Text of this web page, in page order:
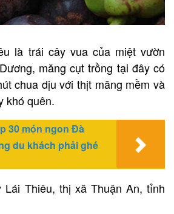
là trái cây vua của miệt vườn
măng cụt trồng tại đây có
chua dịu với thịt măng mềm và
khó quên.
30 món ngon Đà
du khách phải ghé
Lái Thiêu, thị xã Thuận An, tỉnh